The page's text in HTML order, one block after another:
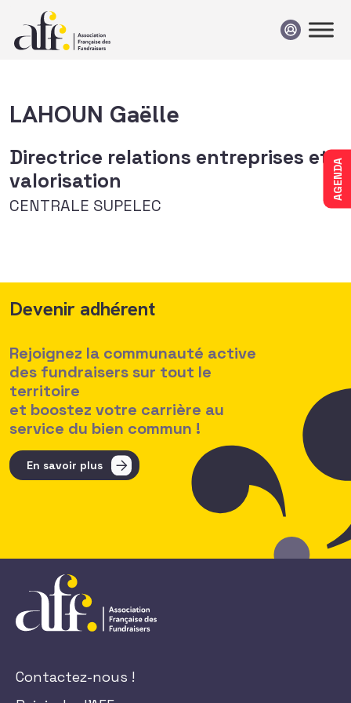
AGENDA
LAHOUN Gaëlle
Directrice relations entreprises et
valorisation
CENTRALE SUPELEC
Devenir adhérent
Rejoignez la communauté active
des fundraisers sur tout le
territoire
et boostez votre carrière au
service du bien commun !
En savoir plus
Contactez-nous !